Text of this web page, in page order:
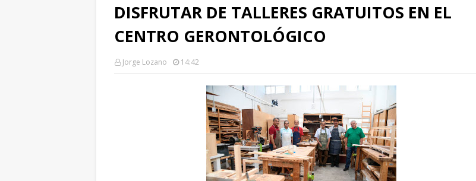
DISFRUTAR DE TALLERES GRATUITOS EN EL
CENTRO GERONTOLÓGICO
Jorge Lozano 14:42